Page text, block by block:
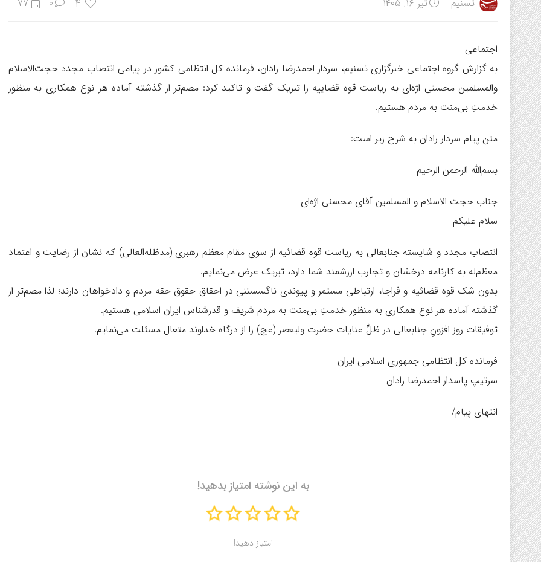
تسنیم تیر ۱۶, ۱۴۰۵ 4
0
77
اجتماعی
به گزارش گروه اجتماعی خبرگزاری تسنیم، سردار احمدرضا رادان، فرمانده کل انتظامی کشور در پیامی انتصاب مجدد حجت‌الاسلام
والمسلمین محسنی اژه‌ای به ریاست قوه قضاییه را تبریک گفت و تاکید کرد: مصم‌تر از گذشته آماده هر نوع همکاری به منظور
خدمتِ بی‌منت به مردم هستیم.
متن پیام سردار رادان به شرح زیر است:
بسم‌الله الرحمن الرحیم
جناب حجت‌ الاسلام و المسلمین آقای محسنی اژه‌ای
سلام علیکم
انتصاب مجدد و شایسته جنابعالی به ریاست قوه قضائیه از سوی مقام معظم رهبری (مدظله‌العالی) که نشان از رضایت و اعتماد
معظم‌له به کارنامه درخشان و تجارب ارزشمند شما دارد، تبریک عرض می‌نمایم.
بدون شک قوه قضائیه و فراجا، ارتباطی مستمر و پیوندی ناگسستنی در احقاق حقوق حقه مردم و دادخواهان دارند؛ لذا مصم‌تر از
گذشته آماده هر نوع همکاری به منظور خدمتِ بی‌منت به مردم شریف و قدرشناس ایران اسلامی هستیم.
توفیقات روز افزونِ جنابعالی در ظلِّ عنایات حضرت ولیعصر (عج) را از درگاه خداوند متعال مسئلت می‌نمایم.
فرمانده کل انتظامی جمهوری اسلامی ایران
سرتیپ پاسدار احمدرضا رادان
انتهای پیام/
به این نوشته امتیاز بدهید!
امتیاز دهید!